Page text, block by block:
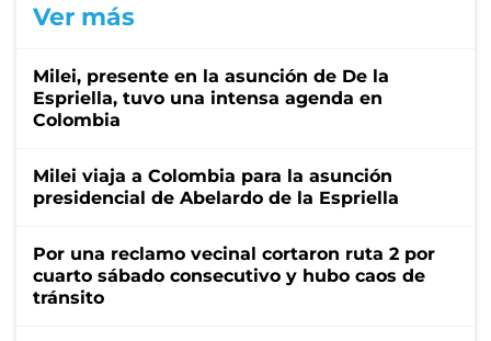
Ver más
Milei, presente en la asunción de De la
Espriella, tuvo una intensa agenda en
Colombia
Milei viaja a Colombia para la asunción
presidencial de Abelardo de la Espriella
Por una reclamo vecinal cortaron ruta 2 por
cuarto sábado consecutivo y hubo caos de
tránsito